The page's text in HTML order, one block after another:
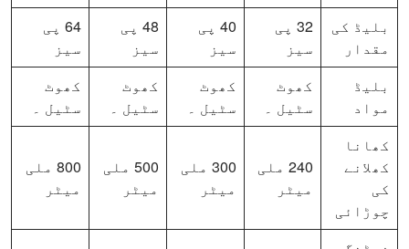
بلیڈ کی
مقدار
32 پی
سیز
40 پی
سیز
48 پی
سیز
64 پی
سیز
بلیڈ
مواد
کھوٹ
سٹیل ۔
کھوٹ
سٹیل ۔
کھوٹ
سٹیل ۔
کھوٹ
سٹیل ۔
کھانا
کھلانے
کی
چوڑائی
240 ملی
میٹر
300 ملی
میٹر
500 ملی
میٹر
800 ملی
میٹر